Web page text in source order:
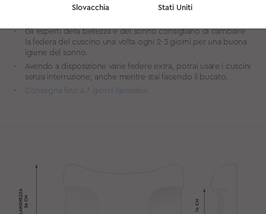
Mantiene inoltre una temperatura più bassa, che ha effetti
Gli esperti della bellezza e del sonno consigliano di cambiare
la federa del cuscino una volta ogni 2-3 giorni per una buona
igiene del sonno.
Avendo a disposizione varie federe extra, potrai usare i cuscini
senza interruzione, anche mentre stai facendo il bucato.
Consegna fino a 7 giorni lavorativi.
Slovacchia Stati Uniti